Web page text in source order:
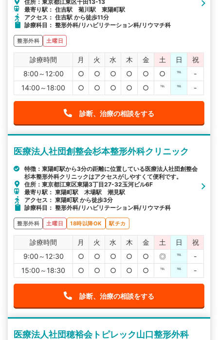
住所：東京都江東区千田13-13
最寄り駅： 住吉駅 菊川駅 東陽町駅
アクセス： 住吉駅 から徒歩11分
診療科目： 整形外科/リハビリテーション科/リウマチ科
整形外科 土曜日
診療時間 月 火 水 木 金 土 日
祝
8:00～12:00
○ ○ ○ ○ ○ ○ ℡
-
14:00～18:00
○ ○ ○ ○ ○ ℡ ℡ -
診断、治療の相談をする
医療法人社団創整会杉本整形外科クリニック
特徴：東陽町駅から3分の距離に位置している医療法人社団創整会
杉本整形外科クリニックはアクセスがしやすくて便利です。
住所：東京都江東区東陽3丁目27-32玉河ビル6F
最寄り駅： 東陽町駅 木場駅 潮見駅
アクセス： 東陽町駅 から徒歩3分
診療科目： 整形外科/リハビリテーション科/リウマチ科
整形外科 土曜日 18時以降OK 駅チカ
診療時間 月 火 水 木 金 土 日
祝
9:00～12:30
○ ○ ○ ○ ○ ◎ ℡
-
15:00～18:30
○ ○ ○ ○ ○ ℡ ℡ -
診断、治療の相談をする
医療法人社団穂裕会トピレック山口整形外科